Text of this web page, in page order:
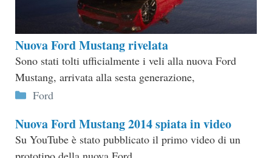
Nuova Ford Mustang rivelata
Sono stati tolti ufficialmente i veli alla nuova Ford
Mustang, arrivata alla sesta generazione,
Categorie
Ford
Nuova Ford Mustang 2014 spiata in video
Su YouTube è stato pubblicato il primo video di un